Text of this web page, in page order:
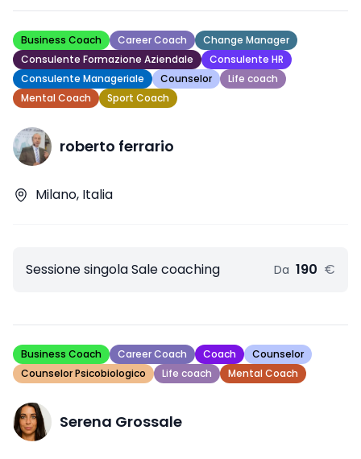
Business Coach Career Coach
Change Manager
Consulente Formazione Aziendale
Consulente HR
Consulente Manageriale
Counselor
Life coach
Mental Coach
Sport Coach
roberto ferrario
Milano, Italia
Sessione singola Sale coaching Da 190 €
Business Coach Career Coach Coach
Counselor
Counselor Psicobiologico
Life coach Mental Coach
Serena Grossale